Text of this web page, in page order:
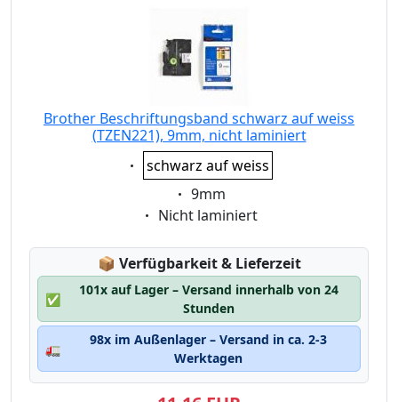
Brother Beschriftungsband schwarz auf weiss
(TZEN221), 9mm, nicht laminiert
Eigenschaft:
schwarz auf weiss
Eigenschaft:
9mm
Eigenschaft:
Nicht laminiert
📦 Lagerstatus:
Verfügbarkeit & Lieferzeit
✅
101x auf Lager – Versand innerhalb von 24
Stunden
🚛
98x im Außenlager – Versand in ca. 2-3
Werktagen